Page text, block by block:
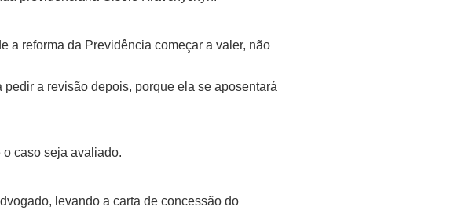
a reforma da Previdência começar a valer, não
a revisão depois, porque ela se aposentará
caso seja avaliado.
levando a carta de concessão do